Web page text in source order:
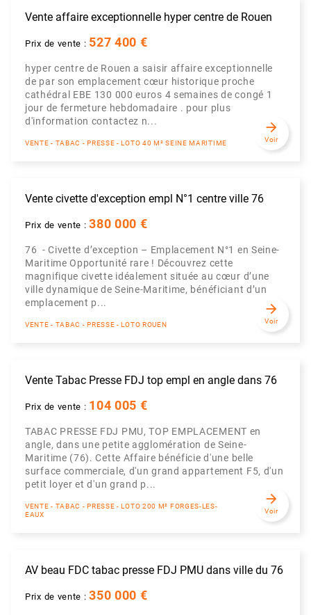
Vente affaire exceptionnelle hyper centre de Rouen
Prix de vente : 527 400 €
hyper centre de Rouen a saisir affaire exceptionnelle
de par son emplacement cœur historique proche
cathédral EBE 130 000 euros 4 semaines de congé 1
jour de fermeture hebdomadaire . pour plus
d'information contactez n...
VENTE - TABAC - PRESSE - LOTO 40 M² SEINE MARITIME
arrow_forward
Voir
Vente civette d'exception empl N°1 centre ville 76
Prix de vente :380 000 €
76 - Civette d’exception – Emplacement N°1 en Seine-
Maritime Opportunité rare ! Découvrez cette
magnifique civette idéalement située au cœur d’une
ville dynamique de Seine-Maritime, bénéficiant d’un
emplacement p...
VENTE - TABAC - PRESSE - LOTO ROUEN
arrow_forward
Voir
Vente Tabac Presse FDJ top empl en angle dans 76
Prix de vente : 104 005 €
TABAC PRESSE FDJ PMU, TOP EMPLACEMENT en
angle, dans une petite agglomération de Seine-
Maritime (76). Cette Affaire bénéficie d'une belle
surface commerciale, d'un grand appartement F5, d'un
petit loyer et d'un grand p...
VENTE - TABAC - PRESSE - LOTO 200 M² FORGES-LES-
EAUX
arrow_forward
Voir
AV beau FDC tabac presse FDJ PMU dans ville du 76
Prix de vente :350 000 €